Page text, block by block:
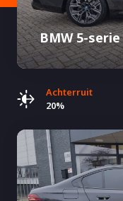
BMW 5-
Achterruit
20%